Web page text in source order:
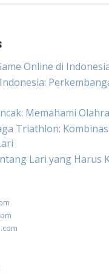
Online di
Memahami
Triathlon:
Lari yang Harus